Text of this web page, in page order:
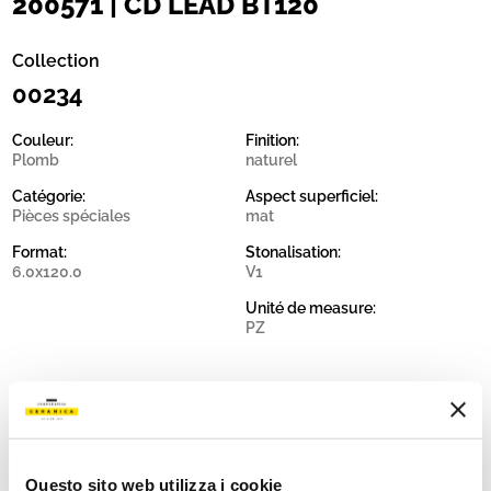
Questo sito web utilizza i cookie
Collection
00234
Couleur:
Plomb
Catégorie:
Pièces spéciales
Format:
6.0x120.0
Finition:
naturel
Aspect superficiel:
mat
Stonalisation:
V1
Unité de measure:
PZ